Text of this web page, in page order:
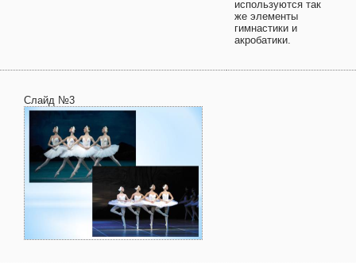
используются так
же элементы
гимнастики и
акробатики.
Слайд №3